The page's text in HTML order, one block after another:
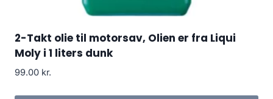
2-Takt olie til motorsav, Olien er fra Liqui
Moly i 1 liters dunk
99.00 kr.